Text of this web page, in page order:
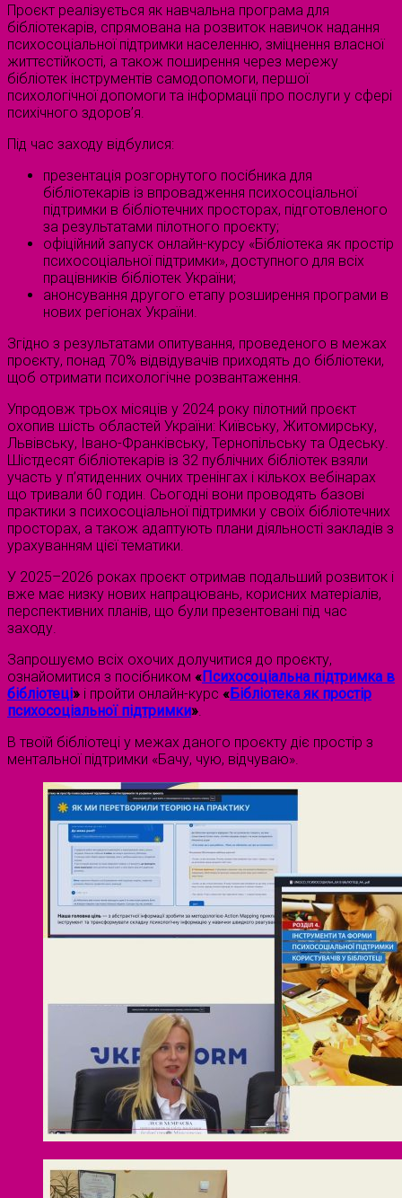
Проєкт реалізується як навчальна програма для
бібліотекарів, спрямована на розвиток навичок надання
психосоціальної підтримки населенню, зміцнення власної
життєстійкості, а також поширення через мережу
бібліотек інструментів самодопомоги, першої
психологічної допомоги та інформації про послуги у сфері
психічного здоров’я.
Під час заходу відбулися:
презентація розгорнутого посібника для
бібліотекарів із впровадження психосоціальної
підтримки в бібліотечних просторах, підготовленого
за результатами пілотного проєкту;
офіційний запуск онлайн-курсу «Бібліотека як простір
психосоціальної підтримки», доступного для всіх
працівників бібліотек України;
анонсування другого етапу розширення програми в
нових регіонах України.
Згідно з результатами опитування, проведеного в межах
проєкту, понад 70% відвідувачів приходять до бібліотеки,
щоб отримати психологічне розвантаження.
Упродовж трьох місяців у 2024 року пілотний проєкт
охопив шість областей України: Київську, Житомирську,
Львівську, Івано-Франківську, Тернопільську та Одеську.
Шістдесят бібліотекарів із 32 публічних бібліотек взяли
участь у п’ятиденних очних тренінгах і кількох вебінарах
що тривали 60 годин. Сьогодні вони проводять базові
практики з психосоціальної підтримки у своїх бібліотечних
просторах, а також адаптують плани діяльності закладів з
урахуванням цієї тематики.
У 2025–2026 роках проєкт отримав подальший розвиток і
вже має низку нових напрацювань, корисних матеріалів,
перспективних планів, що були презентовані під час
заходу.
Запрошуємо всіх охочих долучитися до проєкту,
ознайомитися з посібником «Психосоціальна підтримка в
бібліотеці» і пройти онлайн-курс «Бібліотека як простір
психосоціальної підтримки».
В твоїй бібліотеці у межах даного проєкту діє простір з
ментальної підтримки «Бачу, чую, відчуваю».